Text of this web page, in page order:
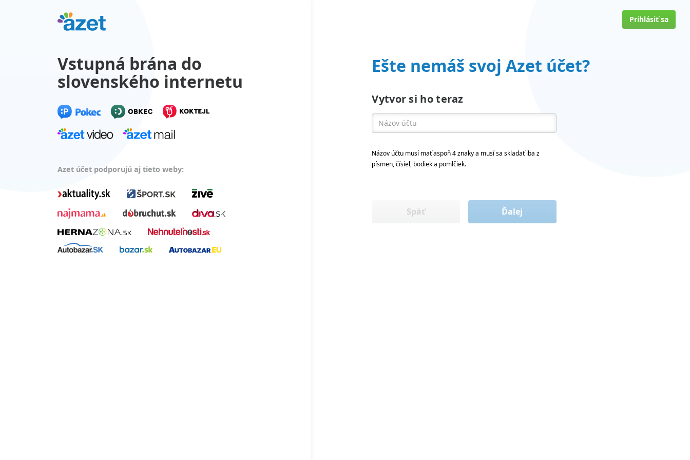
Prihlásiť sa
Vstupná brána do
slovenského internetu
Azet účet podporujú aj tieto weby:
Ešte nemáš svoj Azet účet?
Vytvor si ho teraz
Názov účtu musí mať aspoň 4 znaky a musí sa skladať iba z
písmen, čísiel, bodiek a pomlčiek.